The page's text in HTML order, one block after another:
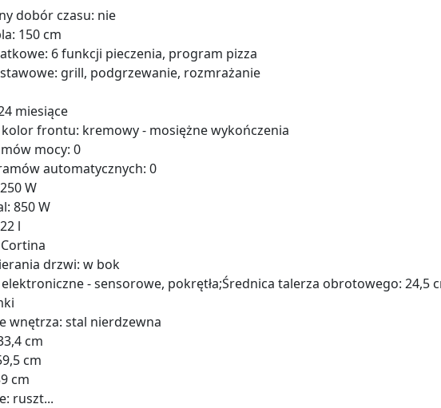
dobór czasu: nie
150 cm
6 funkcji pieczenia, program pizza
grill, podgrzewanie, rozmrażanie
miesiące
frontu: kremowy - mosiężne wykończenia
mocy: 0
automatycznych: 0
W
850 W
l
drzwi: w bok
- sensorowe, pokrętła;Średnica talerza obrotowego: 24,5
wnętrza: stal nierdzewna
cm
cm
cm
ruszt...